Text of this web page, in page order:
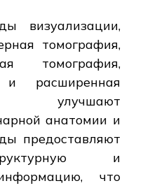
визуализации,
томография,
томография,
и расширенная
улучшают
анатомии и
предоставляют
и
что